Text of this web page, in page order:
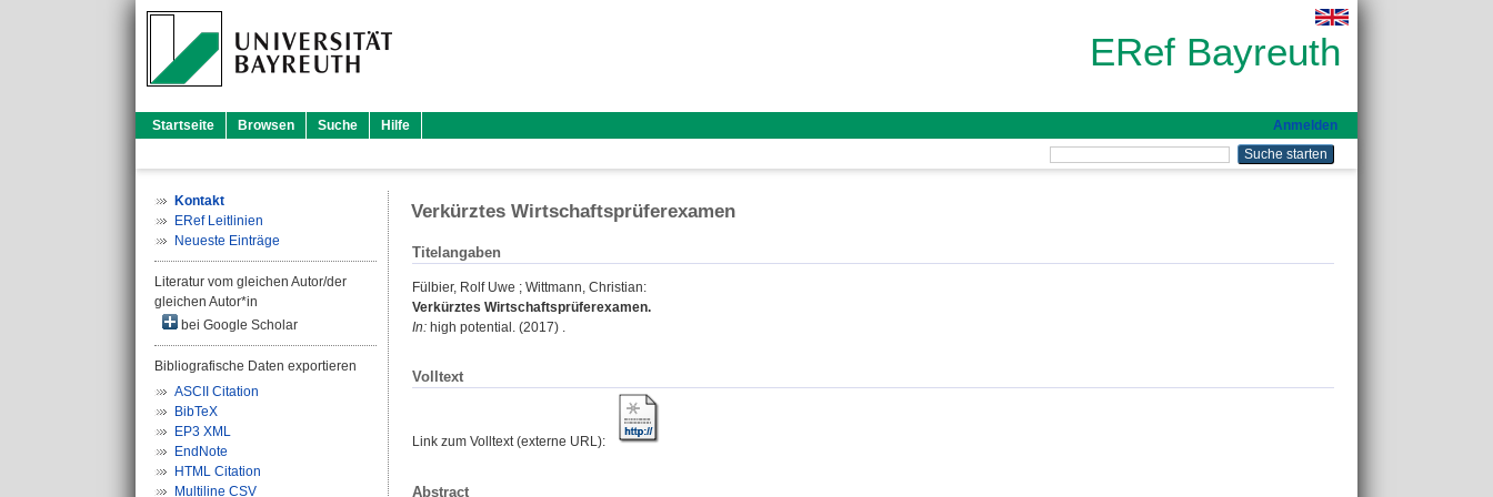
ERef Bayreuth
Startseite Browsen Suche Hilfe Anmelden
Kontakt
ERef Leitlinien
Neueste Einträge
Literatur vom gleichen Autor/der
gleichen Autor*in
bei Google Scholar
Bibliografische Daten exportieren
ASCII Citation
BibTeX
EP3 XML
EndNote
HTML Citation
Multiline CSV
Verkürztes Wirtschaftsprüferexamen
Titelangaben
Fülbier, Rolf Uwe ; Wittmann, Christian:
Verkürztes Wirtschaftsprüferexamen.
In: high potential. (2017) .
Volltext
Link zum Volltext (externe URL):
Abstract